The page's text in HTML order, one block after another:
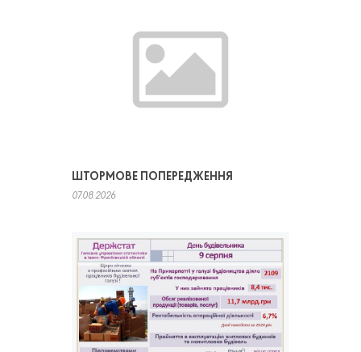
ШТОРМОВЕ ПОПЕРЕДЖЕННЯ
07.08.2026